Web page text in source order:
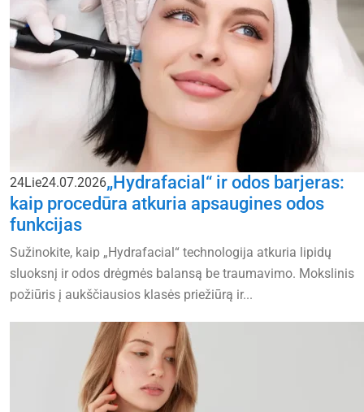
24Lie24.07.2026„Hydrafacial“ ir odos barjeras:
kaip procedūra atkuria apsaugines odos
funkcijas
Sužinokite, kaip „Hydrafacial“ technologija atkuria lipidų
sluoksnį ir odos drėgmės balansą be traumavimo. Mokslinis
požiūris į aukščiausios klasės priežiūrą ir...